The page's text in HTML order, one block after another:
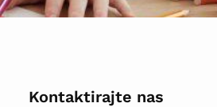
Kontaktirajte nas